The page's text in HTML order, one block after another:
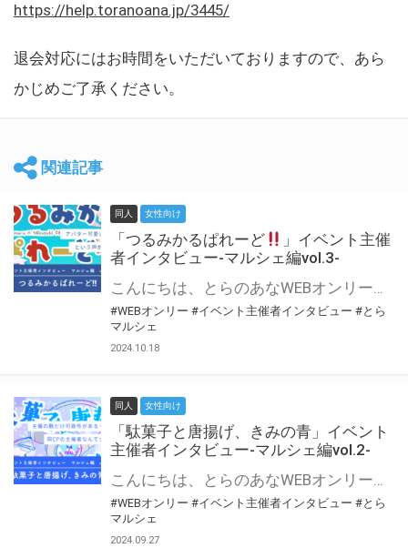
https://help.toranoana.jp/3445/
退会対応にはお時間をいただいておりますので、あら
かじめご了承ください。
関連記事
同人 女性向け
「つるみかるぱれーど
」イベント主催
者インタビュー-マルシェ編vol.3-
こんにちは、とらのあなWEBオンリー運営スタッフです。 新たにお届けする、イベント主催者インタビュー-マルシェ編-は、 とらのあなWEBオンリー「マルシェ」をご利用した主催様に 「マルシェ」を使って開催した感想や心がけをお聞きする企画です。 今回は、WEBオンリー初開催「つるみかるぱれーど
#WEBオンリー #イベント主催者インタビュー #とら
マルシェ
2024.10.18
同人 女性向け
「駄菓子と唐揚げ、きみの青」イベント
主催者インタビュー-マルシェ編vol.2-
こんにちは、とらのあなWEBオンリー運営スタッフです。 新たにお届けする、イベント主催者インタビュー-マルシェ編-は、 とらのあなWEBオンリー「マルシェ」をご利用の主催様に 「マルシェ」を使ってイベントを開催した感想や心がけをお聞きする企画です。 今回は、WEBオンリー初開催「駄菓子と唐揚げ、きみの青」より、 主催のぎこ六屋様にお話を伺いました。 協力：ぎこ六屋様／イベント公式Twitter（@krkgwks） とらのあなWEBオンリー「マルシェ」とは？ WEBオンリーでリアルタイムでコミュニケーションがとれるオンライン会場です。
#WEBオンリー #イベント主催者インタビュー #とら
マルシェ
2024.09.27